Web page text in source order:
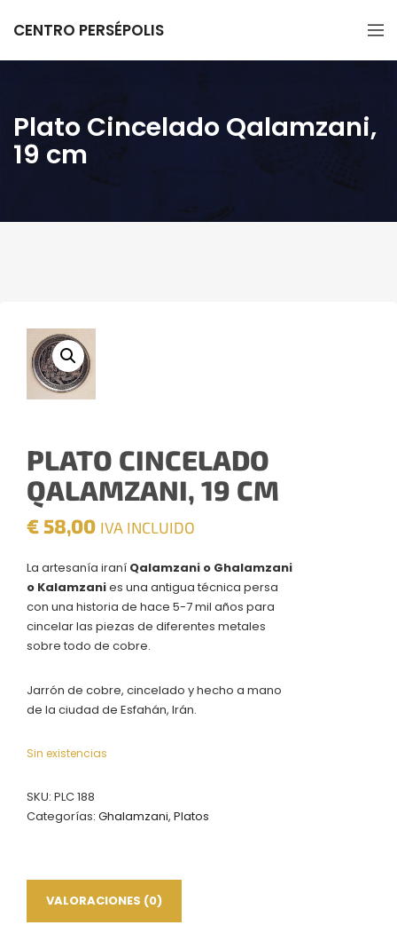
CENTRO PERSÉPOLIS
Plato Cincelado Qalamzani,
19 cm
PLATO CINCELADO
QALAMZANI, 19 CM
€ 58,00 IVA INCLUIDO
La artesanía iraní Qalamzani o Ghalamzani
o Kalamzanies una antigua técnica persa
con una historia de hace 5-7 mil años para
cincelar las piezas de diferentes metales
sobre todo de cobre.
Jarrón de cobre, cincelado y hecho a mano
de la ciudad de Esfahán, Irán.
Sin existencias
SKU: PLC 188
Categorías: Ghalamzani, Platos
VALORACIONES (0)